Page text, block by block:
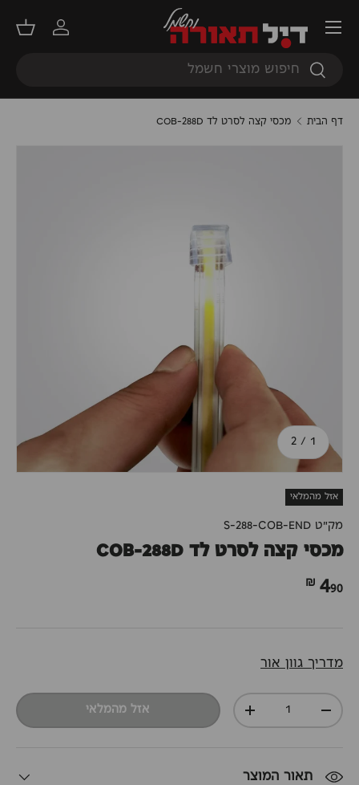
דילוג
חיפוש
חיפוש
התחברות
סל
תפריט
דף הבית מכסי קצה לסרט לד COB-288D
1
/ מתוך
2
אזל מהמלאי
מק"ט S-288-COB-END
מכסי קצה לסרט לד COB-288D
490 ₪
מדריך גוון אור
כמות
-
+ אזל מהמלאי
תאור המוצר